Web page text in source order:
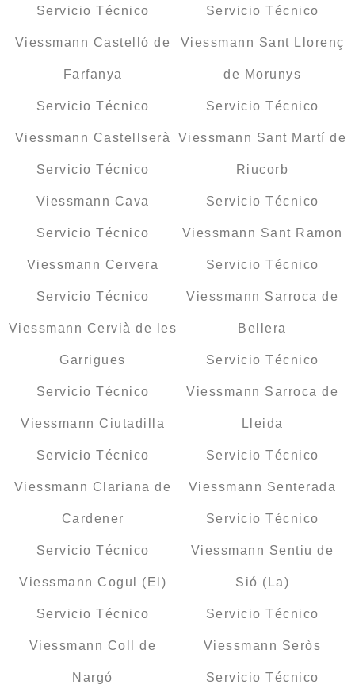
Servicio Técnico
Viessmann Castelló de
Farfanya
Servicio Técnico
Viessmann Castellserà
Servicio Técnico
Viessmann Cava
Servicio Técnico
Viessmann Cervera
Servicio Técnico
Viessmann Cervià de les
Garrigues
Servicio Técnico
Viessmann Ciutadilla
Servicio Técnico
Viessmann Clariana de
Cardener
Servicio Técnico
Viessmann Cogul (El)
Servicio Técnico
Viessmann Coll de
Nargó
Servicio Técnico
Viessmann Sant Llorenç
de Morunys
Servicio Técnico
Viessmann Sant Martí de
Riucorb
Servicio Técnico
Viessmann Sant Ramon
Servicio Técnico
Viessmann Sarroca de
Bellera
Servicio Técnico
Viessmann Sarroca de
Lleida
Servicio Técnico
Viessmann Senterada
Servicio Técnico
Viessmann Sentiu de
Sió (La)
Servicio Técnico
Viessmann Seròs
Servicio Técnico